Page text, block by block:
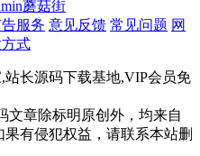
蘑菇街
告服务 意见反馈 常见问题 网
式
站长源码下载基地,VIP会员免
文章除标明原创外，均来自
有侵犯权益，请联系本站删